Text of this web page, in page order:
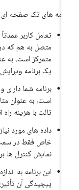
های تک صفحه ای از
تعامل کاربر عمدتاً
متصل به هم که در
متمرکز است، به
یک برنامه ویرایش
برنامه شما دارای
است، به عنوان
ثالث با هزینه راه
داده های مورد نیاز
خاص فقط در سمت
نمایش کنترل ها
این برنامه به
پیچیدگی آن تأثیری